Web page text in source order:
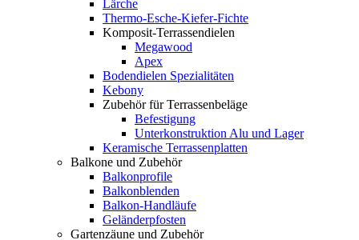
Lärche
Thermo-Esche-Kiefer-Fichte
Komposit-Terrassendielen
Megawood
Apex
Bodendielen Spezialitäten
Kebony
Zubehör für Terrassenbeläge
Befestigung
Unterkonstruktion Alu und Lager
Keramische Terrassenplatten
Balkone und Zubehör
Balkonprofile
Balkonblenden
Balkon-Handläufe
Geländerpfosten
Gartenzäune und Zubehör